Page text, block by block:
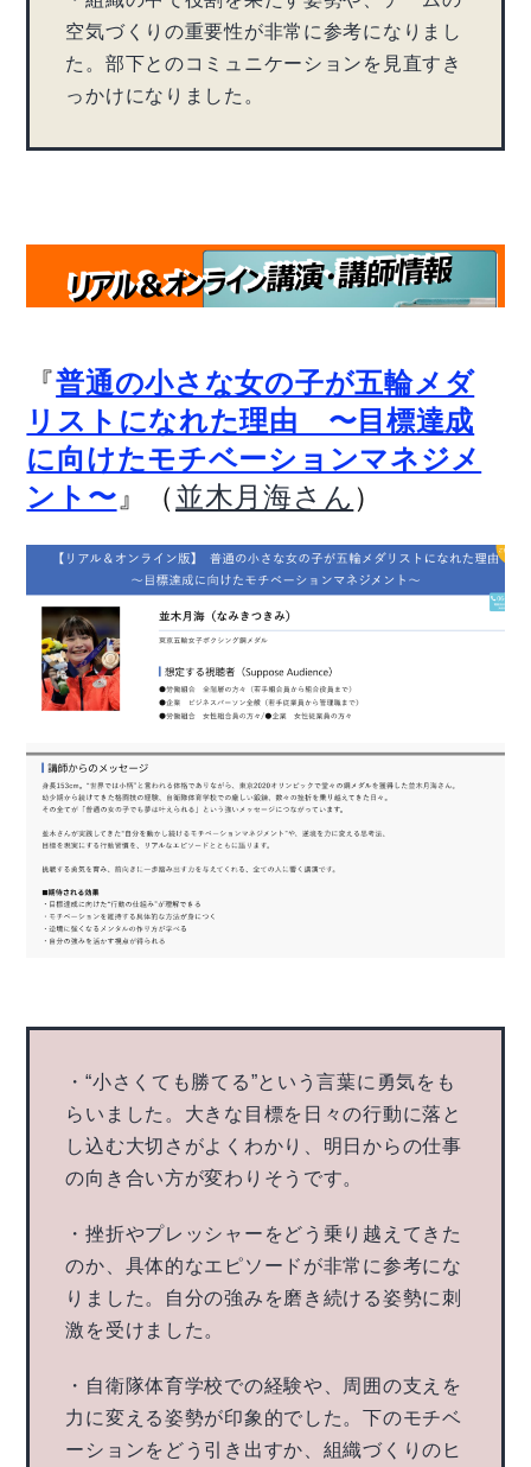
空気づくりの重要性が非常に参考になりまし
た。部下とのコミュニケーションを見直すき
っかけになりました。
『普通の小さな女の子が五輪メダ
リストになれた理由 〜目標達成
に向けたモチベーションマネジメ
ント〜 』（並木月海さん ）
・“小さくても勝てる”という言葉に勇気をも
らいました。大きな目標を日々の行動に落と
し込む大切さがよくわかり、明日からの仕事
の向き合い方が変わりそうです。
・挫折やプレッシャーをどう乗り越えてきた
のか、具体的なエピソードが非常に参考にな
りました。自分の強みを磨き続ける姿勢に刺
激を受けました。
・自衛隊体育学校での経験や、周囲の支えを
力に変える姿勢が印象的でした。下のモチベ
ーションをどう引き出すか、組織づくりのヒ